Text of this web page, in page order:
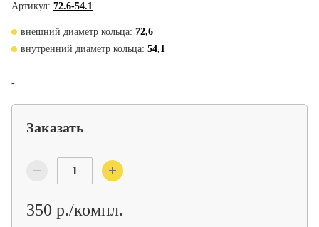
Артикул: 72.6-54.1
внешний диаметр кольца: 72,6
внутренний диаметр кольца: 54,1
-
Заказать
350 р./компл.